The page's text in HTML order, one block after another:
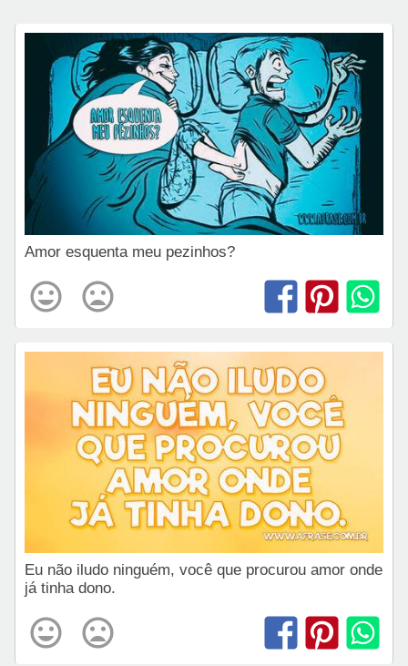
Amor esquenta meu pezinhos?
Eu não iludo ninguém, você que procurou amor onde
já tinha dono.